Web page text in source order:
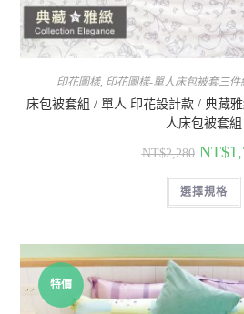
印花圖樣, 印花圖樣-單人床包被套三件
床包被套組 / 單人 印花設計款 / 典藏
人床包被套組
NT$2,280 NT$
選擇規格
特價